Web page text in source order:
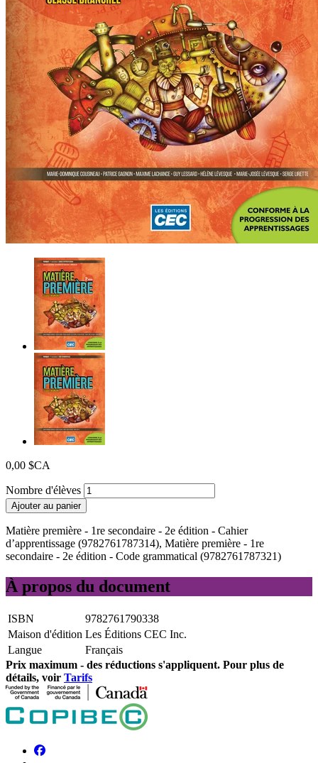
0,00 $CA
Nombre d'élèves
Ajouter au panier
Matière première - 1re secondaire - 2e édition - Cahier
d’apprentissage (9782761787314), Matière première - 1re
secondaire - 2e édition - Code grammatical (9782761787321)
À propos du document
ISBN
9782761790338
Maison d'édition Les Éditions CEC Inc.
Langue
Français
Prix ​​maximum - des réductions s'appliquent. Pour plus de
détails, voir Tarifs